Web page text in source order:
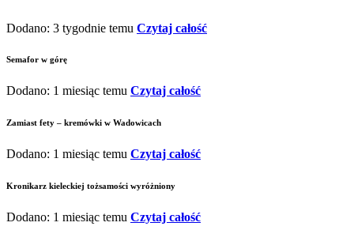
Dodano: 3 tygodnie temu Czytaj całość
Semafor w górę
Dodano: 1 miesiąc temu Czytaj całość
Zamiast fety – kremówki w Wadowicach
Dodano: 1 miesiąc temu Czytaj całość
Kronikarz kieleckiej tożsamości wyróżniony
Dodano: 1 miesiąc temu Czytaj całość